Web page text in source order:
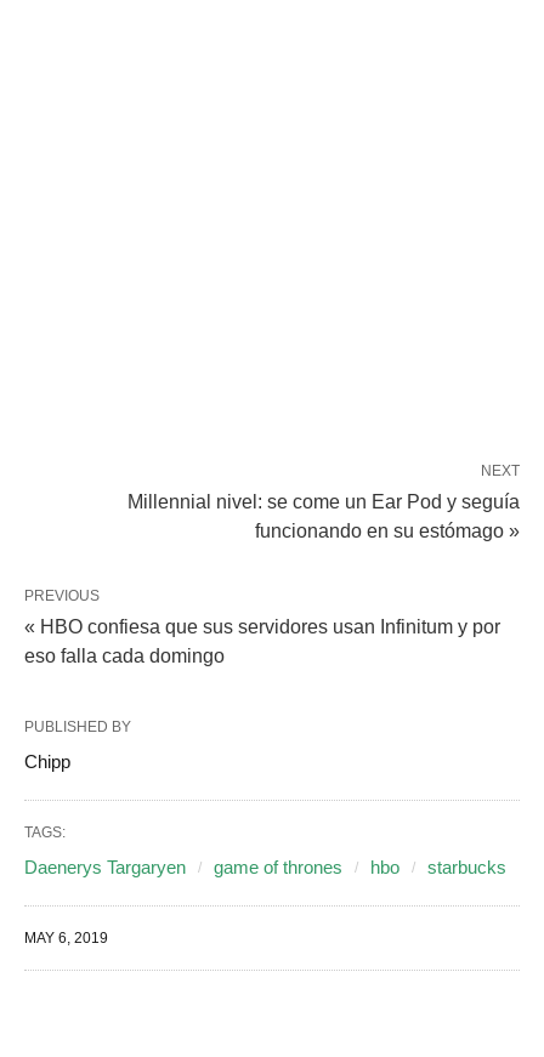
NEXT
Millennial nivel: se come un Ear Pod y seguía
funcionando en su estómago »
PREVIOUS
« HBO confiesa que sus servidores usan Infinitum y por
eso falla cada domingo
PUBLISHED BY
Chipp
TAGS:
Daenerys Targaryen game of thrones hbo starbucks
MAY 6, 2019